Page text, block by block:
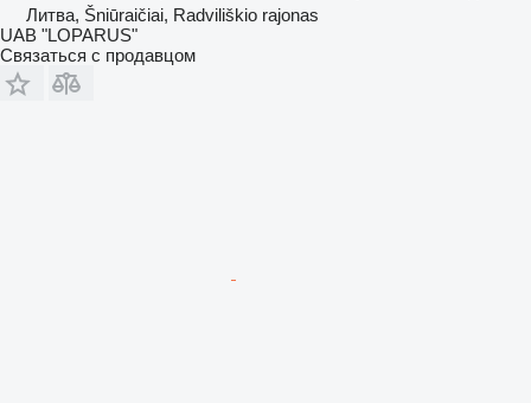
Литва, Šniūraičiai, Radviliškio rajonas
UAB "LOPARUS"
Связаться с продавцом